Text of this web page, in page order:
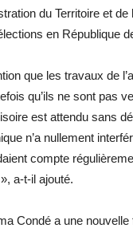
du Territoire et
en République
que les travaux de
qu’ils ne sont pas
est attendu sans
n’a nullement
compte
a-t-il ajouté.
Condé a une